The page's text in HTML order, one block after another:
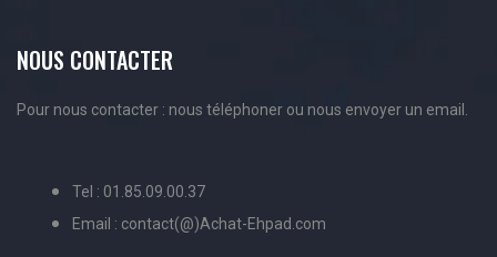
NOUS CONTACTER
Pour nous contacter : nous téléphoner ou nous envoyer un email.
Tel : 01.85.09.00.37
Email : contact(@)Achat-Ehpad.com